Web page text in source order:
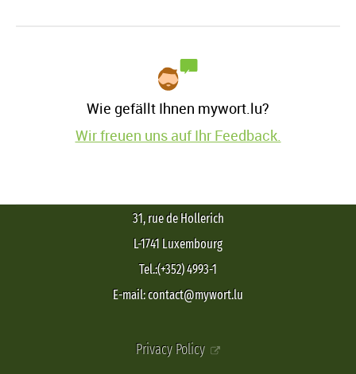
Wie gefällt Ihnen mywort.lu?
Wir freuen uns auf Ihr Feedback.
31, rue de Hollerich
L-1741 Luxembourg
Tel.:(+352) 4993-1
E-mail: contact@mywort.lu
Privacy Policy